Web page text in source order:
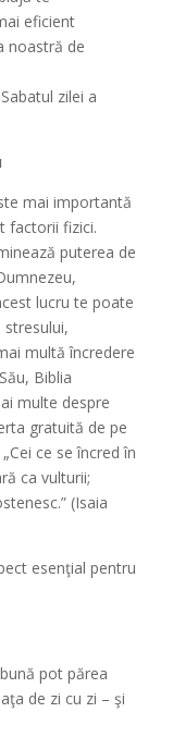
eficient
noastră de
zilei a
mai importantă
factorii fizici.
puterea de
lucru te poate
multă încredere
Biblia
multe despre
gratuită de pe
ce se încred în
ca vulturii;
(Isaia
esenţial pentru
pot părea
de zi cu zi – şi